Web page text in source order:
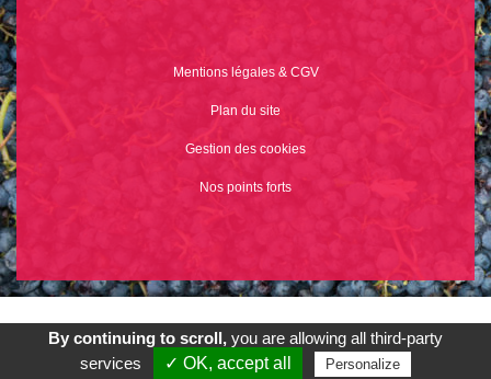
Mentions légales & CGV
Plan du site
Gestion des cookies
Nos points forts
Appeler E-Mail Venir
© 2026 Agence Web Thonon Les Bains -
Référencement Google
Thonon Les Bains
Clic And Go
création site internet thonon
clicandgo.com
By continuing to scroll,you are allowing all third-party
services
✓ OK, accept all Personalize